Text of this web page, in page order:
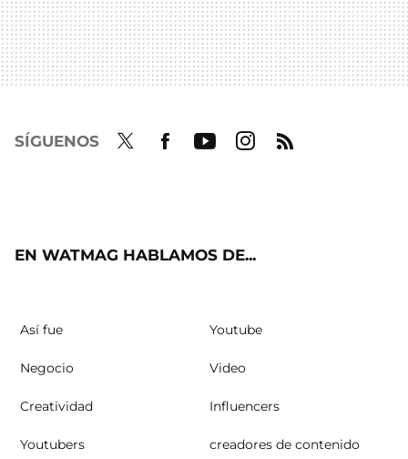
SÍGUENOS
EN WATMAG HABLAMOS DE...
Así fue Youtube
Negocio Video
Creatividad Influencers
Youtubers creadores de contenido